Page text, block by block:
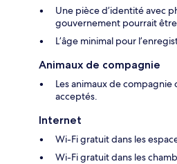
Une pièce d’identité avec
gouvernement pourrait
L’âge minimal pour
Animaux de compagnie
Les animaux de compagnie
acceptés.
Internet
Wi-Fi gratuit dans les
Wi-Fi gratuit dans les